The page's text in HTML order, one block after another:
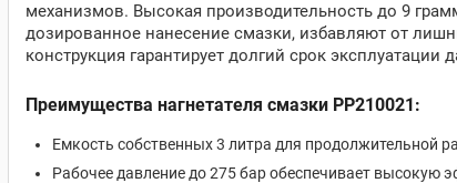
механизмов. Высокая производительность до 9
дозированное нанесение смазки, избавляют от
конструкция гарантирует долгий срок
Преимущества нагнетателя смазки PP210021:
Емкость собственных 3 литра для продолжительной
Рабочее давление до 275 бар обеспечивает высокую